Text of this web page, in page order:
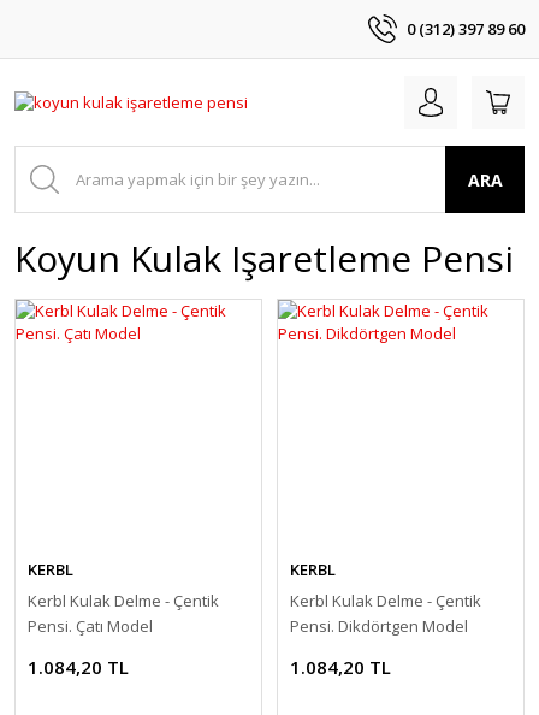
0 (312) 397 89 60
ARA
Koyun Kulak Işaretleme Pensi
KERBL
Kerbl Kulak Delme - Çentik
Pensi. Çatı Model
1.084,20 TL
KERBL
Kerbl Kulak Delme - Çentik
Pensi. Dikdörtgen Model
1.084,20 TL